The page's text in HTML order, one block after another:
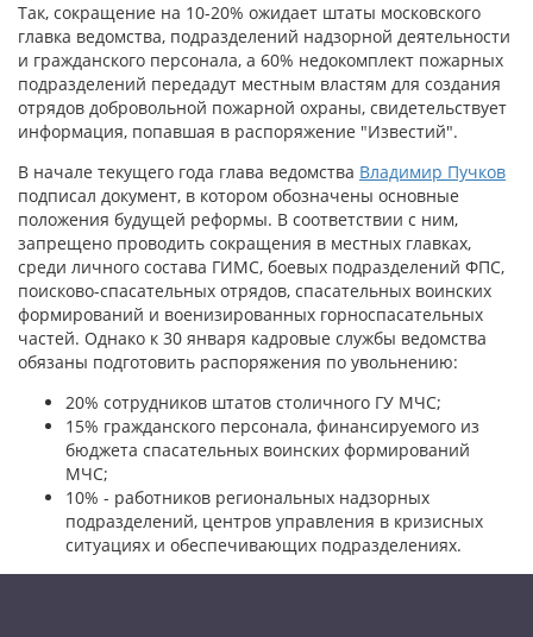
Так, сокращение на 10-20% ожидает штаты московского
главка ведомства, подразделений надзорной деятельности
и гражданского персонала, а 60% недокомплект пожарных
подразделений передадут местным властям для создания
отрядов добровольной пожарной охраны, свидетельствует
информация, попавшая в распоряжение "Известий".
В начале текущего года глава ведомства Владимир Пучков
подписал документ, в котором обозначены основные
положения будущей реформы. В соответствии с ним,
запрещено проводить сокращения в местных главках,
среди личного состава ГИМС, боевых подразделений ФПС,
поисково-спасательных отрядов, спасательных воинских
формирований и военизированных горноспасательных
частей. Однако к 30 января кадровые службы ведомства
обязаны подготовить распоряжения по увольнению:
20% сотрудников штатов столичного ГУ МЧС;
15% гражданского персонала, финансируемого из
бюджета спасательных воинских формирований
МЧС;
10% - работников региональных надзорных
подразделений, центров управления в кризисных
ситуациях и обеспечивающих подразделениях.